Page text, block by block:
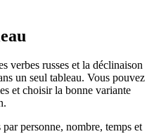
verbes russes et la déclinaison
un seul tableau. Vous pouvez
et choisir la bonne variante
personne, nombre, temps et